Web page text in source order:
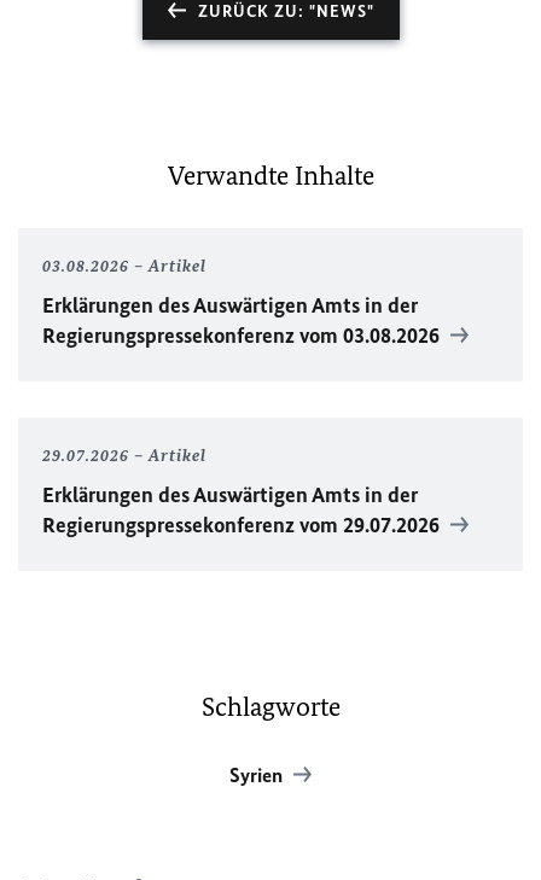
ZURÜCK ZU: "NEWS"
Verwandte Inhalte
03.08.2026 Artikel
Erklärungen des Auswärtigen Amts in der
Regierungspressekonferenz vom 03.08.2026
29.07.2026 Artikel
Erklärungen des Auswärtigen Amts in der
Regierungspressekonferenz vom 29.07.2026
Schlagworte
Syrien